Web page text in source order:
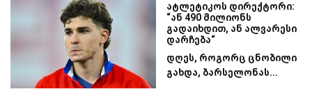
ატლეტიკოს დირექტორი:
“ან 490 მილიონს
გადაიხდით, ან ალვარესი
დარჩება“
დღეს, როგორც ცნობილი
გახდა, ბარსელონას...